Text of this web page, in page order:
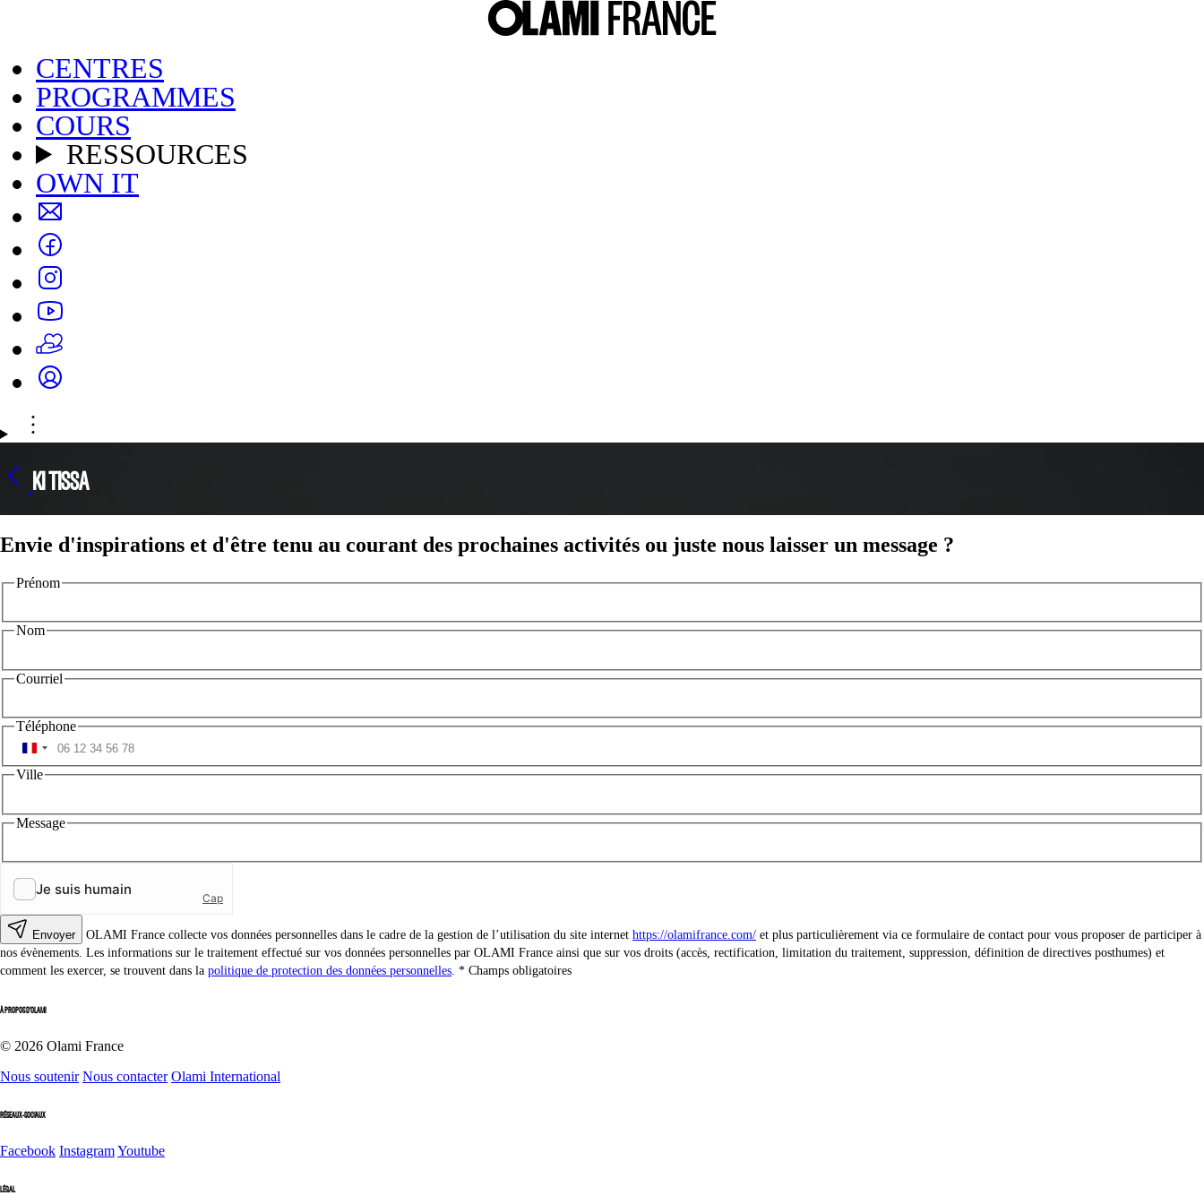
CENTRES
PROGRAMMES
COURS
RESSOURCES
OWN IT
KI TISSA
Envie d'inspirations et d'être tenu au courant des prochaines activités ou juste nous laisser un message ?
Prénom
Nom
Courriel
Téléphone
Ville
Message
Envoyer OLAMI France collecte vos données personnelles dans le cadre de la gestion de l’utilisation du site internet https://olamifrance.com/ et plus particulièrement via ce formulaire de contact pour vous proposer de participer à
nos évènements. Les informations sur le traitement effectué sur vos données personnelles par OLAMI France ainsi que sur vos droits (accès, rectification, limitation du traitement, suppression, définition de directives posthumes) et
comment les exercer, se trouvent dans la politique de protection des données personnelles. Champs obligatoires
À PROPOS D'OLAMI
© 2026 Olami France
Nous soutenir Nous contacter Olami International
RÉSEAUX-SOCIAUX
Facebook InstagramYoutube
LÉGAL